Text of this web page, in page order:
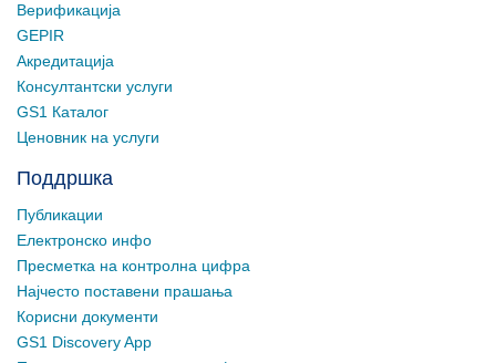
Верификација
GEPIR
Акредитација
Консултантски услуги
GS1 Каталог
Ценовник на услуги
Поддршка
Публикации
Електронско инфо
Пресметка на контролна цифра
Најчесто поставени прашања
Корисни документи
GS1 Discovery App